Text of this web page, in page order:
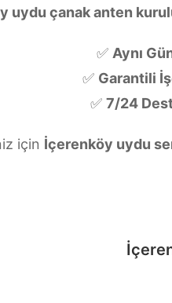
uydu çanak anten
✅ Aynı
✅ Garantili
✅ 7/24
için İçerenköy uydu